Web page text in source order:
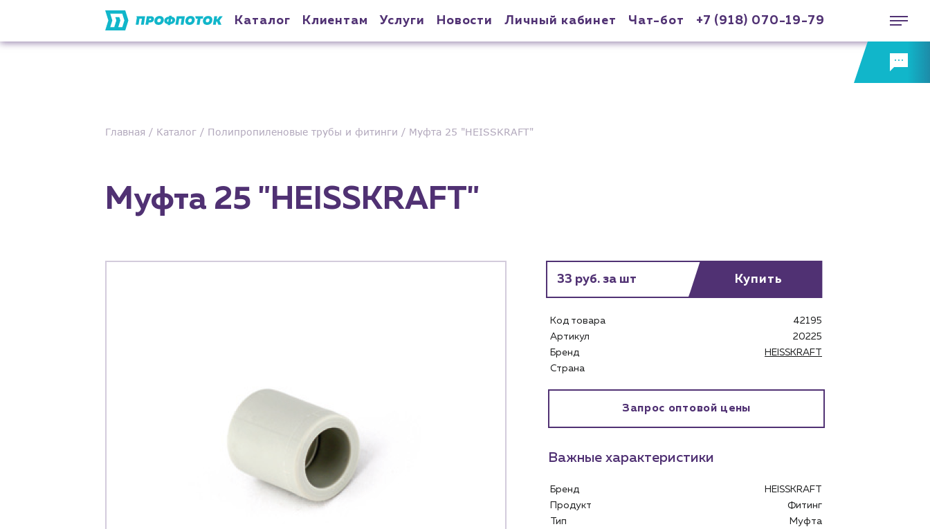
Каталог Клиентам Услуги Новости Личный кабинет Чат-бот +7 (918) 070-19-79
Каталог
Контакты
Главная Каталог Полипропиленовые трубы и фитинги Муфта 25 "HEISSKRAFT"
Муфта 25 "HEISSKRAFT"
33 руб. за шт Купить
Код товара
42195
Артикул
20225
Бренд
HEISSKRAFT
Страна
Запрос оптовой цены
Важные характеристики
Бренд
HEISSKRAFT
Продукт
Фитинг
Тип
Муфта